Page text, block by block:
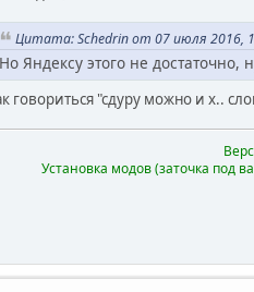
Цитата: Schedrin от 07 июля 2016,
Но Яндексу этого не
говориться "сдуру можно и х..
Установка модов (заточка под